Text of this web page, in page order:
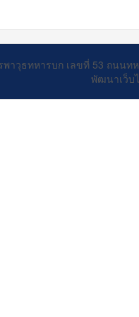
พาวุธทหารบก เลขที่ 53 ถนน
พัฒนาเว็บ